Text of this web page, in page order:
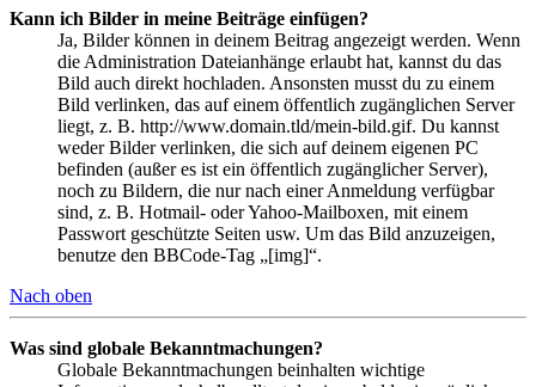
Kann ich Bilder in meine Beiträge einfügen?
Ja, Bilder können in deinem Beitrag angezeigt werden. Wenn
die Administration Dateianhänge erlaubt hat, kannst du das
Bild auch direkt hochladen. Ansonsten musst du zu einem
Bild verlinken, das auf einem öffentlich zugänglichen Server
liegt, z. B. http://www.domain.tld/mein-bild.gif. Du kannst
weder Bilder verlinken, die sich auf deinem eigenen PC
befinden (außer es ist ein öffentlich zugänglicher Server),
noch zu Bildern, die nur nach einer Anmeldung verfügbar
sind, z. B. Hotmail- oder Yahoo-Mailboxen, mit einem
Passwort geschützte Seiten usw. Um das Bild anzuzeigen,
benutze den BBCode-Tag „[img]“.
Nach oben
Was sind globale Bekanntmachungen?
Globale Bekanntmachungen beinhalten wichtige